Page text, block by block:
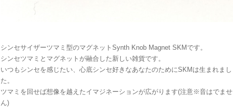
シンセサイザーツマミ型のマグネットSynth Knob Magnet SKMです。
シンセツマミとマグネットが融合した新しい雑貨です。
いつもシンセを感じたい、心底シンセ好きなあなたのためにSKMは生まれまし
た。
ツマミを回せば想像を越えたイマジネーションが広がります(注意※音はでませ
ん)